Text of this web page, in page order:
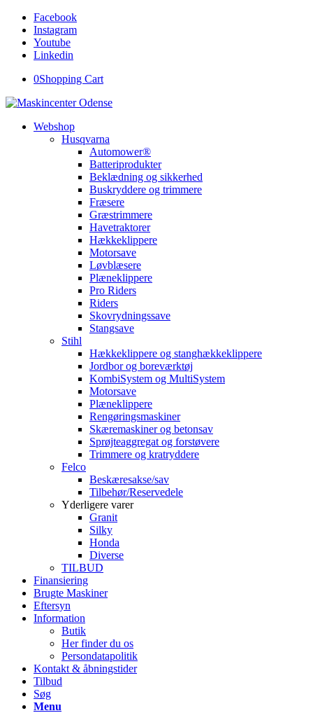
Facebook
Instagram
Youtube
Linkedin
0Shopping Cart
Webshop
Husqvarna
Automower®
Batteriprodukter
Beklædning og sikkerhed
Buskryddere og trimmere
Fræsere
Græstrimmere
Havetraktorer
Hækkeklippere
Motorsave
Løvblæsere
Plæneklippere
Pro Riders
Riders
Skovrydningssave
Stangsave
Stihl
Hækkeklippere og stanghækkeklippere
Jordbor og boreværktøj
KombiSystem og MultiSystem
Motorsave
Plæneklippere
Rengøringsmaskiner
Skæremaskiner og betonsav
Sprøjteaggregat og forstøvere
Trimmere og kratryddere
Felco
Beskæresakse/sav
Tilbehør/Reservedele
Yderligere varer
Granit
Silky
Honda
Diverse
TILBUD
Finansiering
Brugte Maskiner
Eftersyn
Information
Butik
Her finder du os
Persondatapolitik
Kontakt & åbningstider
Tilbud
Søg
Menu